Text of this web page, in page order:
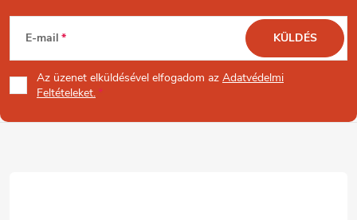
L
á
b
E-mail
Az üzenet elküldésével elfogadom az Adatvédelmi
Feltételeket.
KÜLDÉS